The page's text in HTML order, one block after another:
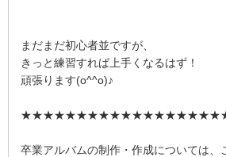
まだまだ初心者並ですが、
きっと練習すれば上手くなるはず！
頑張ります(o^^o)♪
卒業アルバムの制作・作成については、